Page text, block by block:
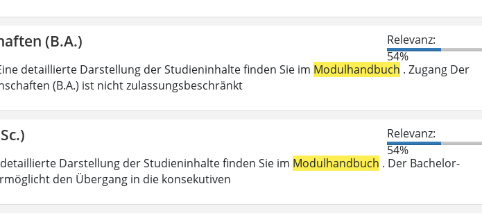
(B.A.)
Relevanz:
54%
detaillierte Darstellung der Studieninhalte finden Sie im Modulhandbuch . Zugang Der
(B.A.) ist nicht zulassungsbeschränkt
Relevanz:
54%
Darstellung der Studieninhalte finden Sie im Modulhandbuch . Der Bachelor-
den Übergang in die konsekutiven